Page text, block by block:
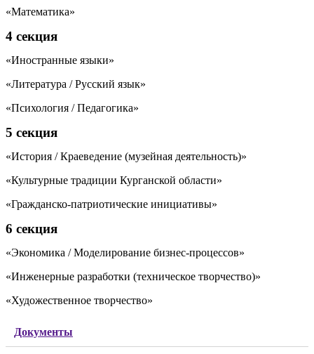
«Математика»
4 секция
«Иностранные языки»
«Литература / Русский язык»
«Психология / Педагогика»
5 секция
«История / Краеведение (музейная деятельность)»
«Культурные традиции Курганской области»
«Гражданско-патриотические инициативы»
6 секция
«Экономика / Моделирование бизнес-процессов»
«Инженерные разработки (техническое творчество)»
«Художественное творчество»
Документы